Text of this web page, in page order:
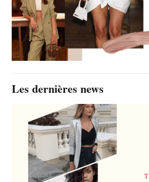
Les dernières news